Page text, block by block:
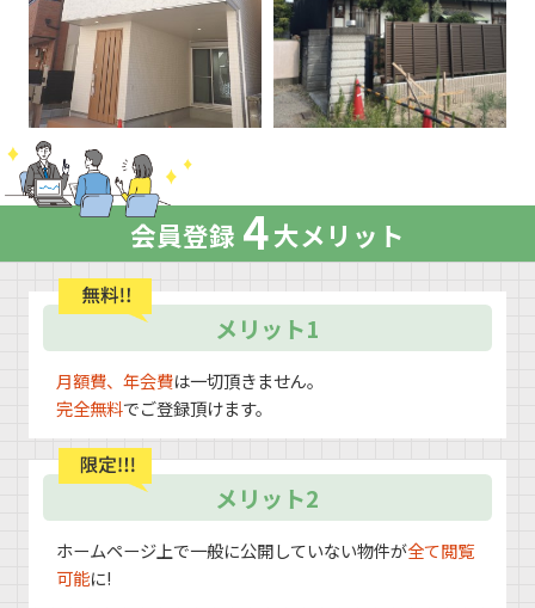
会員登録 4大メリット
メリット1
月額費、年会費は一切頂きません。
完全無料でご登録頂けます。
メリット2
ホームページ上で一般に公開していない物件が全て閲覧
可能に!